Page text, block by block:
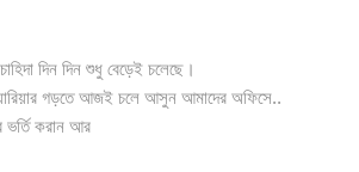
চাহিদা দিন দিন শুধু বেড়েই চলেছে।
গড়তে আজই চলে আসুন আমাদের অফিসে..
ভর্তি করান আর